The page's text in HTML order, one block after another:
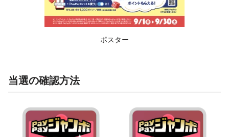
ポスター
当選の確認方法